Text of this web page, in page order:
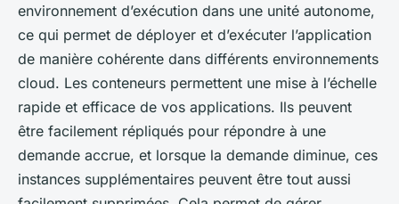
environnement d’exécution dans une unité autonome,
ce qui permet de déployer et d’exécuter l’application
de manière cohérente dans différents environnements
cloud. Les conteneurs permettent une mise à l’échelle
rapide et efficace de vos applications. Ils peuvent
être facilement répliqués pour répondre à une
demande accrue, et lorsque la demande diminue, ces
instances supplémentaires peuvent être tout aussi